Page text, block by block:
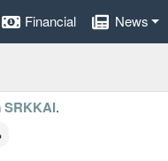
Financial News
SRKKAI.